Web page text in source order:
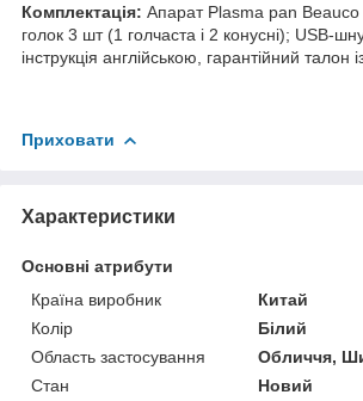
Комплектація: Апарат Plasma pan
голок 3 шт (1 голчаста і 2 конусні); USB-
інструкція англійською, гарантійний талон
Приховати
Характеристики
Основні атрибути
Країна виробник
Китай
Колір
Білий
Область застосування
Обличчя,
Стан
Новий